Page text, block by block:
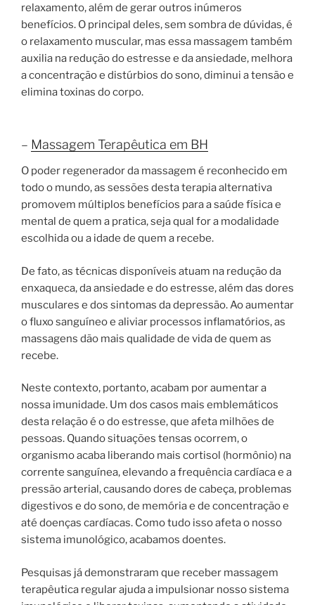
relaxamento, além de gerar outros inúmeros
benefícios. O principal deles, sem sombra de dúvidas, é
o relaxamento muscular, mas essa massagem também
auxilia na redução do estresse e da ansiedade, melhora
a concentração e distúrbios do sono, diminui a tensão e
elimina toxinas do corpo.
– Massagem Terapêutica em BH
O poder regenerador da massagem é reconhecido em
todo o mundo, as sessões desta terapia alternativa
promovem múltiplos benefícios para a saúde física e
mental de quem a pratica, seja qual for a modalidade
escolhida ou a idade de quem a recebe.
De fato, as técnicas disponíveis atuam na redução da
enxaqueca, da ansiedade e do estresse, além das dores
musculares e dos sintomas da depressão. Ao aumentar
o fluxo sanguíneo e aliviar processos inflamatórios, as
massagens dão mais qualidade de vida de quem as
recebe.
Neste contexto, portanto, acabam por aumentar a
nossa imunidade. Um dos casos mais emblemáticos
desta relação é o do estresse, que afeta milhões de
pessoas. Quando situações tensas ocorrem, o
organismo acaba liberando mais cortisol (hormônio) na
corrente sanguínea, elevando a frequência cardíaca e a
pressão arterial, causando dores de cabeça, problemas
digestivos e do sono, de memória e de concentração e
até doenças cardíacas. Como tudo isso afeta o nosso
sistema imunológico, acabamos doentes.
Pesquisas já demonstraram que receber massagem
terapêutica regular ajuda a impulsionar nosso sistema